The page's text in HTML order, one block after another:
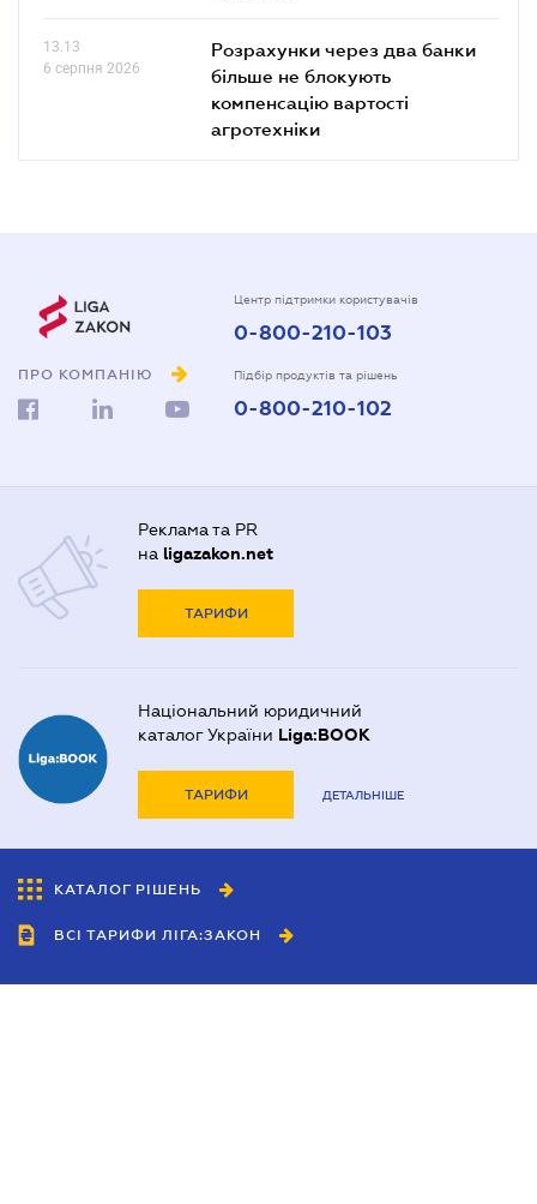
13.13
6 серпня 2026
Розрахунки через два банки
більше не блокують
компенсацію вартості
агротехніки
ПРО КОМПАНІЮ
Центр підтримки користувачів
0-800-210-103
Підбір продуктів та рішень
0-800-210-102
Реклама та PR
на ligazakon.net
ТАРИФИ
Національний юридичний
каталог України Liga:BOOK
ТАРИФИ ДЕТАЛЬНІШЕ
КАТАЛОГ РІШЕНЬ
ВСІ ТАРИФИ ЛІГА:ЗАКОН